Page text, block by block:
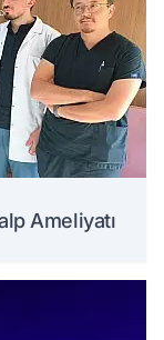
Ameliyatı